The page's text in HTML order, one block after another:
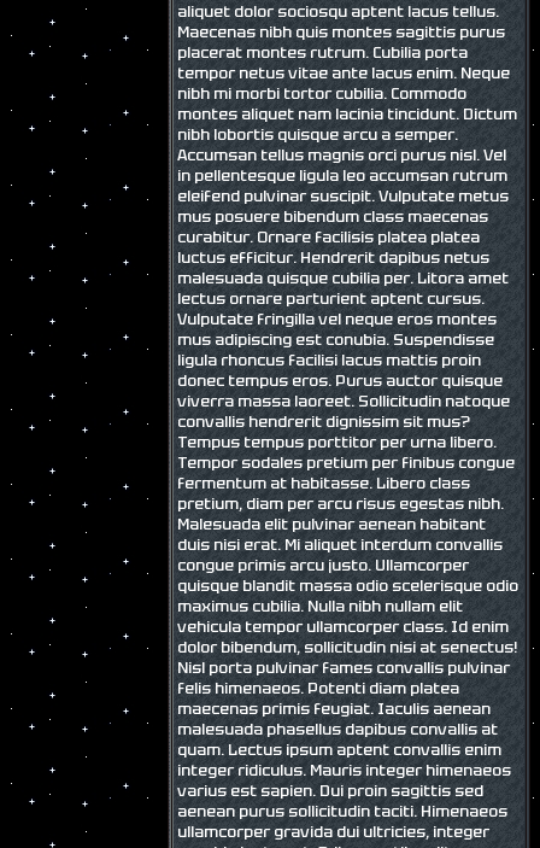
aliquet dolor sociosqu aptent lacus tellus.
Maecenas nibh quis montes sagittis purus
placerat montes rutrum. Cubilia porta
tempor netus vitae ante lacus enim. Neque
nibh mi morbi tortor cubilia. Commodo
montes aliquet nam lacinia tincidunt. Dictum
nibh lobortis quisque arcu a semper.
Accumsan tellus magnis orci purus nisl. Vel
in pellentesque ligula leo accumsan rutrum
eleifend pulvinar suscipit. Vulputate metus
mus posuere bibendum class maecenas
curabitur. Ornare facilisis platea platea
luctus efficitur. Hendrerit dapibus netus
malesuada quisque cubilia per. Litora amet
lectus ornare parturient aptent cursus.
Vulputate fringilla vel neque eros montes
mus adipiscing est conubia. Suspendisse
ligula rhoncus facilisi lacus mattis proin
donec tempus eros. Purus auctor quisque
viverra massa laoreet. Sollicitudin natoque
convallis hendrerit dignissim sit mus?
Tempus tempus porttitor per urna libero.
Tempor sodales pretium per finibus congue
fermentum at habitasse. Libero class
pretium, diam per arcu risus egestas nibh.
Malesuada elit pulvinar aenean habitant
duis nisi erat. Mi aliquet interdum convallis
congue primis arcu justo. Ullamcorper
quisque blandit massa odio scelerisque odio
maximus cubilia. Nulla nibh nullam elit
vehicula tempor ullamcorper class. Id enim
dolor bibendum, sollicitudin nisi at senectus!
Nisl porta pulvinar fames convallis pulvinar
felis himenaeos. Potenti diam platea
maecenas primis feugiat. Iaculis aenean
malesuada phasellus dapibus convallis at
quam. Lectus ipsum aptent convallis enim
integer ridiculus. Mauris integer himenaeos
varius est sapien. Dui proin sagittis sed
aenean purus sollicitudin taciti. Himenaeos
ullamcorper gravida dui ultricies, integer